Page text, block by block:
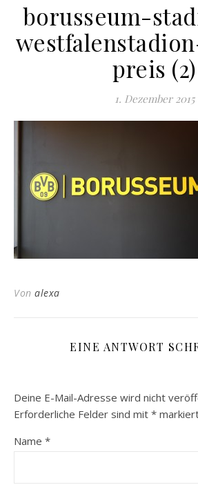
borusseum-
preis (2)
1. Dezember 2015
Von alexa
EINE ANTWORT
Deine E-Mail-Adresse wird nicht
Erforderliche Felder sind mit *
Name *